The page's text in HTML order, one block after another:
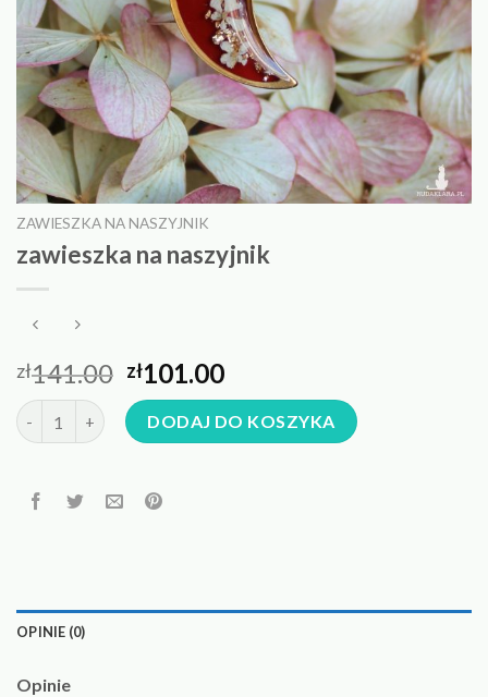
ZAWIESZKA NA NASZYJNIK
zawieszka na naszyjnik
zł141.00 zł101.00
ilość zawieszka na naszyjnikDODAJ DO KOSZYKA
OPINIE (0)
Opinie